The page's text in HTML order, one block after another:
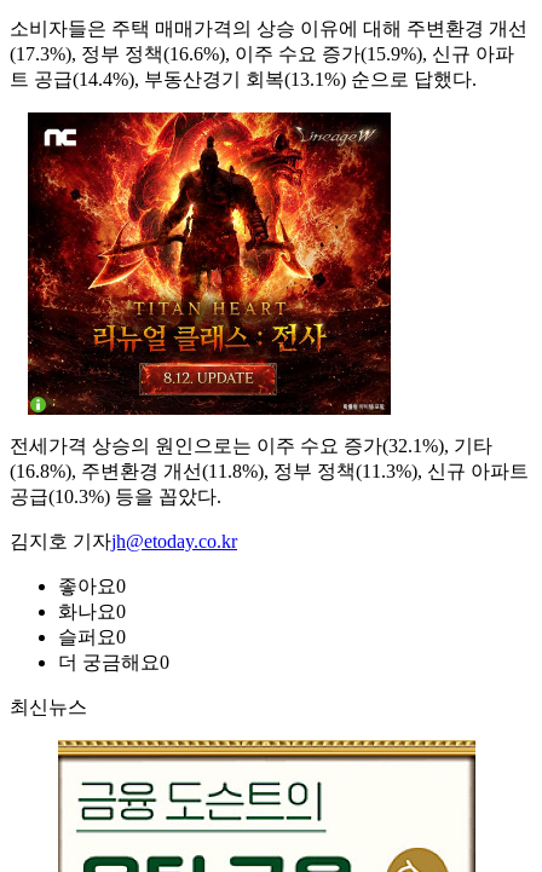
소비자들은 주택 매매가격의 상승 이유에 대해 주변환경 개선
(17.3%), 정부 정책(16.6%), 이주 수요 증가(15.9%), 신규 아파
트 공급(14.4%), 부동산경기 회복(13.1%) 순으로 답했다.
전세가격 상승의 원인으로는 이주 수요 증가(32.1%), 기타
(16.8%), 주변환경 개선(11.8%), 정부 정책(11.3%), 신규 아파트
공급(10.3%) 등을 꼽았다.
김지호 기자jh@etoday.co.kr
좋아요0
화나요0
슬퍼요0
더 궁금해요0
최신뉴스